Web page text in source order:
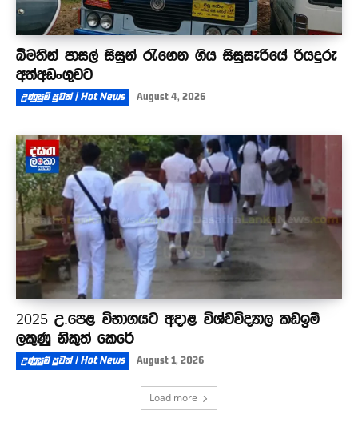
බීමතින් පාසල් සිසුන් රැගෙන ගිය සිසුසැරියේ රියදුරු
අත්අඩංගුවට
උණුසුම් පුවත් | Hot News August 4, 2026
2025 උ.පෙළ විභාගයට අදාළ විශ්වවිද්‍යාල කඩඉම්
ලකුණු නිකුත් කෙරේ
උණුසුම් පුවත් | Hot News August 1, 2026
Load more